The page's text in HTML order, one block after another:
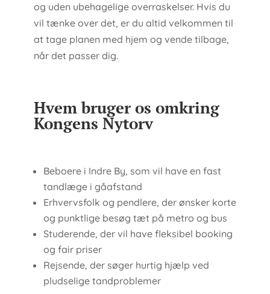
og uden ubehagelige overraskelser. Hvis du
vil tænke over det, er du altid velkommen til
at tage planen med hjem og vende tilbage,
når det passer dig.
Hvem bruger os omkring
Kongens Nytorv
Beboere i Indre By, som vil have en fast
tandlæge i gåafstand
Erhvervsfolk og pendlere, der ønsker korte
og punktlige besøg tæt på metro og bus
Studerende, der vil have fleksibel booking
og fair priser
Rejsende, der søger hurtig hjælp ved
pludselige tandproblemer